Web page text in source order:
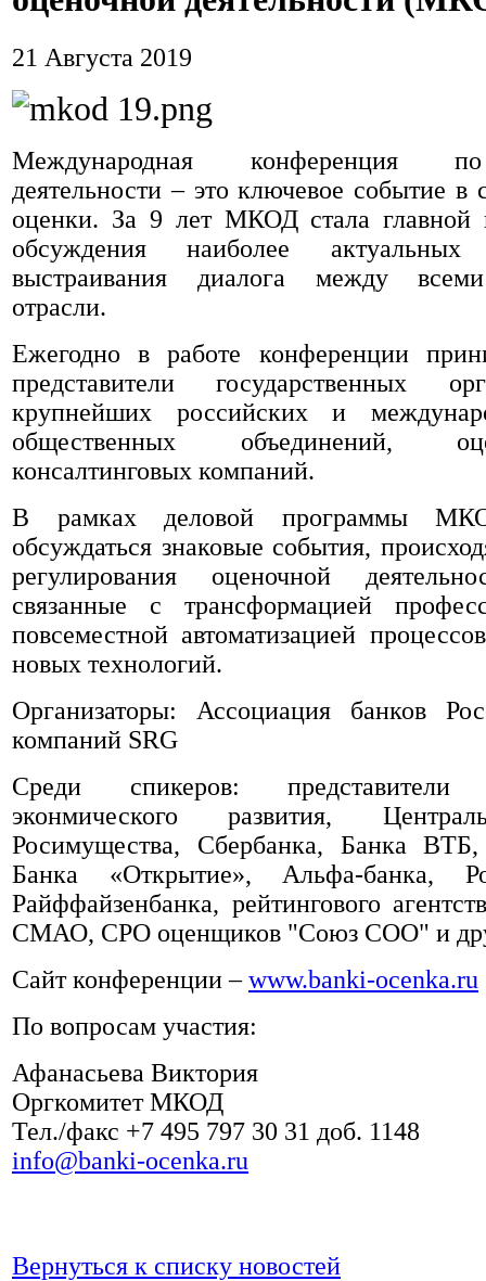
21 Августа 2019
Международная конференция
деятельности – это ключевое событие в
оценки. За 9 лет МКОД стала главной
обсуждения наиболее
выстраивания диалога между
отрасли.
Ежегодно в работе конференции
представители государственных
крупнейших российских и
общественных объединений,
консалтинговых компаний.
В рамках деловой программы
обсуждаться знаковые события,
регулирования оценочной
связанные с трансформацией
повсеместной автоматизацией
новых технологий.
Организаторы: Ассоциация банков
компаний SRG
Среди спикеров: представители
эконмического развития,
Росимущества, Сбербанка, Банка ВТБ,
Банка «Открытие», Альфа-банка,
Райффайзенбанка, рейтингового
СМАО, СРО оценщиков "Союз СОО" и
Сайт конференции –www.banki-ocenka.ru
По вопросам участия:
Афанасьева Виктория
Оргкомитет МКОД
Тел./факс +7 495 797 30 31 доб. 1148
info@banki-ocenka.ru
Вернуться к списку новостей